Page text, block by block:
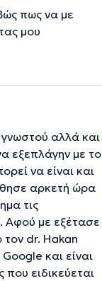
πως να με
μου
αλλά και
εξεπλάγην με το
να είναι και
αρκετή ώρα
τις
Αφού με εξέτασε
τον dr. Hakan
και είναι
ειδικεύεται